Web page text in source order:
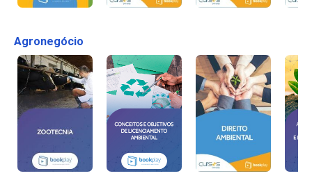
Agronegócio